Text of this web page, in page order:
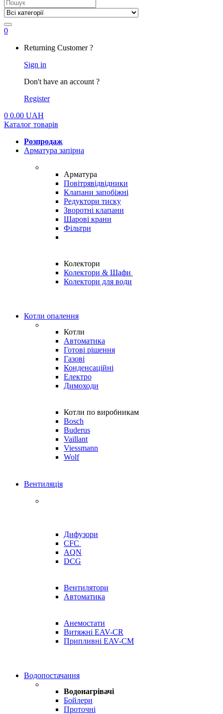
for:
0
Returning Customer ?
Sign in
Don't have an account ?
Register
0 0.00 UAH
Каталог товарів
Розпродаж
Арматура запірна
Арматура
Повітрявідвідники
Клапани запобіжні
Редуктори тиску
Зворотні клапани
Шарові крани
Фільтри
Колектори
Колектори & Шафи
Колектори для води
Котли опалення
Котли
Автоматика
Готові рішення
Газові
Конденсаційні
Електро
Димоходи
Котли по виробникам
Bosch
Buderus
Vaillant
Viessmann
Wolf
Вентиляція
Дифузори
CFC
AQN
DCG
Вентилятори
Автоматика
Анемостати
Витяжні EAV-CR
Припливні EAV-CM
Водопостачання
Водонагрівачі
Бойлери
Проточні